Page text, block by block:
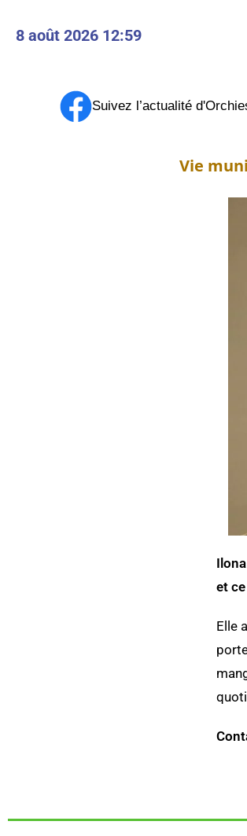
8 août 2026 12:59
Suivez l’actualité
Vie
et
Elle